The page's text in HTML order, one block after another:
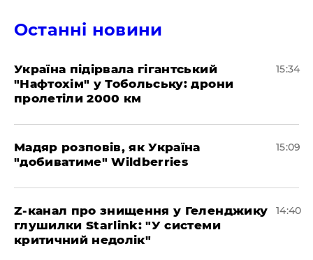
Останні новини
Україна підірвала гігантський
"Нафтохім" у Тобольську: дрони
пролетіли 2000 км
15:34
Мадяр розповів, як Україна
"добиватиме" Wildberries
15:09
Z-канал про знищення у Геленджику
глушилки Starlink: "У системи
критичний недолік"
14:40